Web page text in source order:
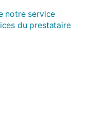
notre service
du prestataire